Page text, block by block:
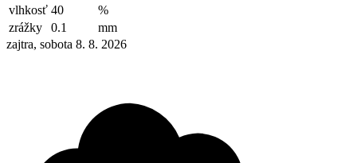
vlhkosť 40
%
zrážky
0.1
mm
zajtra, sobota 8. 8. 2026